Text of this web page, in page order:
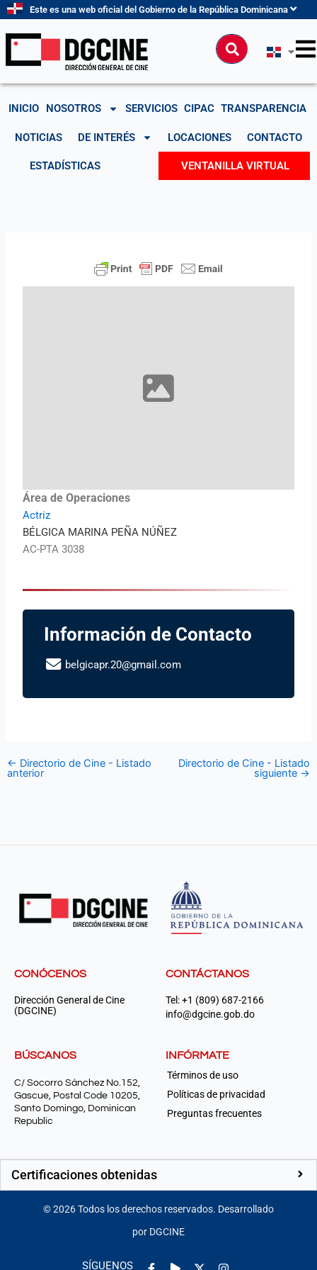
contenido
Este es una web oficial del Gobierno de la República Dominicana
Buscar
INICIO NOSOTROS SERVICIOS CIPAC TRANSPARENCIA
NOTICIAS DE INTERÉS LOCACIONES CONTACTO
ESTADÍSTICAS VENTANILLA VIRTUAL
Área de Operaciones
Actriz
BÉLGICA MARINA PEÑA NÚÑEZ
AC-PTA 3038
Información de Contacto
belgicapr.20@gmail.com
← Directorio de Cine - Listado
anterior
Directorio de Cine - Listado
siguiente →
CONÓCENOS
Dirección General de Cine
(DGCINE)
CONTÁCTANOS
Tel: +1 (809) 687-2166
info@dgcine.gob.do
BÚSCANOS
C/ Socorro Sánchez No.152,
Gascue, Postal Code 10205,
Santo Domingo, Dominican
Republic
INFÓRMATE
Términos de uso
Políticas de privacidad
Preguntas frecuentes
Certificaciones obtenidas
©2026Todos los derechos reservados. Desarrollado
por DGCINE
SÍGUENOS
Facebook-
Play Instagram